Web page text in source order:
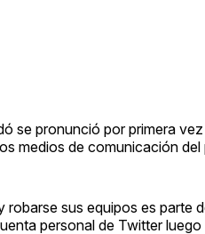
se pronunció por primera
medios de comunicación del
robarse sus equipos es parte
personal de Twitter